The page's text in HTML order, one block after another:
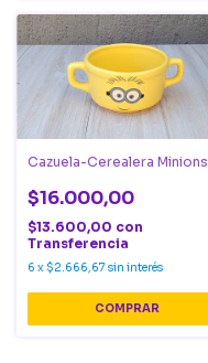
Cazuela-Cerealera Minions
$16.000,00
$13.600,00 con
Transferencia
6 x $2.666,67 sin interés